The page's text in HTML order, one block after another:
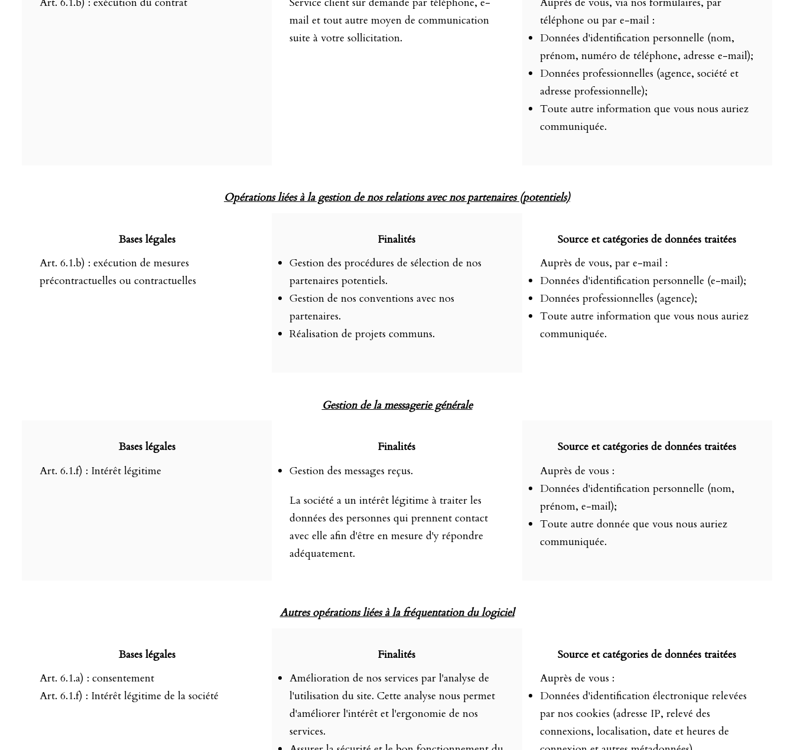
mail et tout autre moyen de communication
suite à votre sollicitation.
téléphone ou par e-mail :
Données d'identification personnelle (nom,
prénom, numéro de téléphone, adresse e-mail);
Données professionnelles (agence, société et
adresse professionnelle);
Toute autre information que vous nous auriez
communiquée.
Opérations liées à la gestion de nos relations avec nos partenaires (potentiels)
Bases légales
Art. 6.1.b) : exécution de mesures
précontractuelles ou contractuelles
Finalités
Gestion des procédures de sélection de nos
partenaires potentiels.
Gestion de nos conventions avec nos
partenaires.
Réalisation de projets communs.
Source et catégories de données traitées
Auprès de vous, par e-mail :
Données d'identification personnelle (e-mail);
Données professionnelles (agence);
Toute autre information que vous nous auriez
communiquée.
Gestion de la messagerie générale
Bases légales
Art. 6.1.f) : Intérêt légitime
Finalités
Gestion des messages reçus.
La société a un intérêt légitime à traiter les
données des personnes qui prennent contact
avec elle afin d'être en mesure d'y répondre
adéquatement.
Source et catégories de données traitées
Auprès de vous :
Données d'identification personnelle (nom,
prénom, e-mail);
Toute autre donnée que vous nous auriez
communiquée.
Autres opérations liées à la fréquentation du logiciel
Bases légales
Art. 6.1.a) : consentement
Art. 6.1.f) : Intérêt légitime de la société
Finalités
Amélioration de nos services par l'analyse de
l'utilisation du site. Cette analyse nous permet
d'améliorer l'intérêt et l'ergonomie de nos
services.
Source et catégories de données traitées
Auprès de vous :
Données d'identification électronique relevées
par nos cookies (adresse IP, relevé des
connexions, localisation, date et heures de